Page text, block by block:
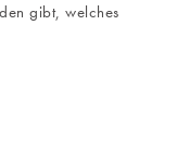
gibt, welches